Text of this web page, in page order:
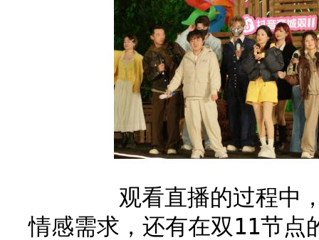
观看直播的过程中，
情感需求，还有在双11节点